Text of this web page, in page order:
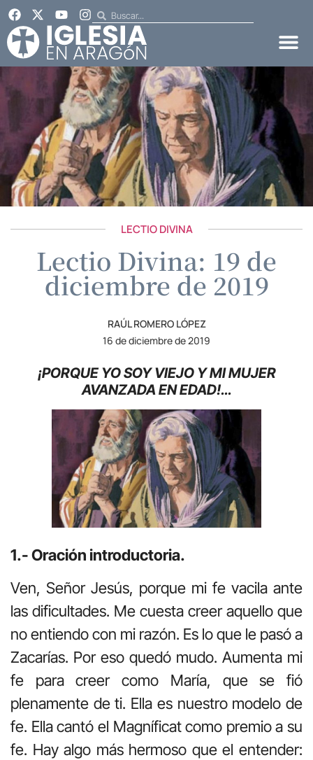
LECTIO DIVINA
Lectio Divina: 19 de
diciembre de 2019
RAÚL ROMERO LÓPEZ
16 de diciembre de 2019
¡PORQUE YO SOY VIEJO Y MI MUJER
AVANZADA EN EDAD!…
1.- Oración introductoria.
Ven, Señor Jesús, porque mi fe vacila ante
las dificultades. Me cuesta creer aquello que
no entiendo con mi razón. Es lo que le pasó a
Zacarías. Por eso quedó mudo. Aumenta mi
fe para creer como María, que se fió
plenamente de ti. Ella es nuestro modelo de
fe. Ella cantó el Magníficat como premio a su
fe. Hay algo más hermoso que el entender: